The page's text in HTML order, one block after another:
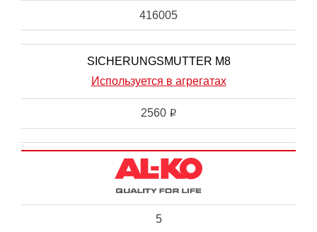
416005
SICHERUNGSMUTTER M8
Используется в агрегатах
2560 i
5